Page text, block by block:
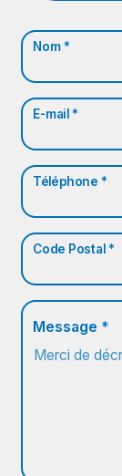
Nom *
E-mail *
Téléphone *
Code Postal *
Message *